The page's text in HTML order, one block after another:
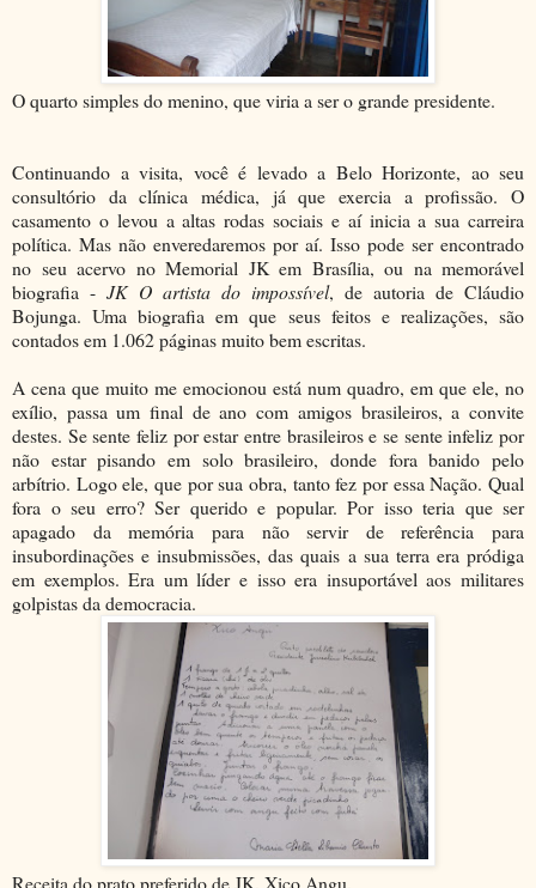
O quarto simples do menino, que viria a ser o grande presidente.
Continuando a visita, você é levado a Belo Horizonte, ao seu
consultório da clínica médica, já que exercia a profissão. O
casamento o levou a altas rodas sociais e aí inicia a sua carreira
política. Mas não enveredaremos por aí. Isso pode ser encontrado
no seu acervo no Memorial JK em Brasília, ou na memorável
biografia - JK O artista do impossível, de autoria de Cláudio
Bojunga. Uma biografia em que seus feitos e realizações, são
contados em 1.062 páginas muito bem escritas.
A cena que muito me emocionou está num quadro, em que ele, no
exílio, passa um final de ano com amigos brasileiros, a convite
destes. Se sente feliz por estar entre brasileiros e se sente infeliz por
não estar pisando em solo brasileiro, donde fora banido pelo
arbítrio. Logo ele, que por sua obra, tanto fez por essa Nação. Qual
fora o seu erro? Ser querido e popular. Por isso teria que ser
apagado da memória para não servir de referência para
insubordinações e insubmissões, das quais a sua terra era pródiga
em exemplos. Era um líder e isso era insuportável aos militares
golpistas da democracia.
Receita do prato preferido de JK. Xico Angu.